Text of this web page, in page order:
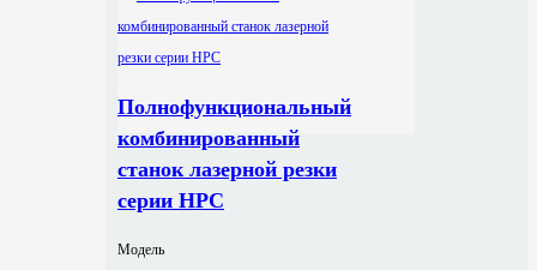
Полнофункциональный
комбинированный
станок лазерной резки
серии HPC
Модель